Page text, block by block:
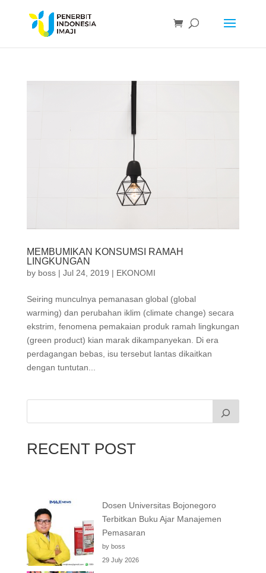
MEMBUMIKAN KONSUMSI RAMAH
LINGKUNGAN
by boss| Jul 24, 2019 | EKONOMI
Seiring munculnya pemanasan global (global
warming) dan perubahan iklim (climate change) secara
ekstrim, fenomena pemakaian produk ramah lingkungan
(green product) kian marak dikampanyekan. Di era
perdagangan bebas, isu tersebut lantas dikaitkan
dengan tuntutan...
RECENT POST
Dosen Universitas Bojonegoro
Terbitkan Buku Ajar Manajemen
Pemasaran
by boss
29 July 2026